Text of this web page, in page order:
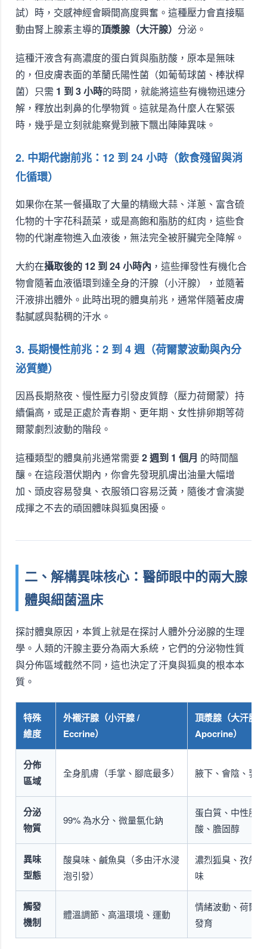
試）時，交感神經會瞬間高度興奮。這種壓力會直接驅
動由腎上腺素主導的頂漿腺（大汗腺） 分泌。
這種汗液含有高濃度的蛋白質與脂肪酸，原本是無味
的，但皮膚表面的革蘭氏陽性菌（如葡萄球菌、棒狀桿
菌）只需 1 到 3 小時的時間，就能將這些有機物迅速分
解，釋放出刺鼻的化學物質。這就是為什麼人在緊張
時，幾乎是立刻就能察覺到腋下飄出陣陣異味。
2. 中期代謝前兆：12 到 24 小時（飲食殘留與消
化循環）
如果你在某一餐攝取了大量的精緻大蒜、洋蔥、富含硫
化物的十字花科蔬菜，或是高飽和脂肪的紅肉，這些食
物的代謝產物進入血液後，無法完全被肝臟完全降解。
大約在攝取後的 12 到 24 小時內 ，這些揮發性有機化合
物會隨著血液循環到達全身的汗腺（小汗腺），並隨著
汗液排出體外。此時出現的體臭前兆，通常伴隨著皮膚
黏膩感與黏稠的汗水。
3. 長期慢性前兆：2 到 4 週（荷爾蒙波動與內分
泌質變）
因爲長期熬夜、慢性壓力引發皮質醇（壓力荷爾蒙）持
續偏高，或是正處於青春期、更年期、女性排卵期等荷
爾蒙劇烈波動的階段。
這種類型的體臭前兆通常需要2 週到 1 個月 的時間醞
釀。在這段潛伏期內，你會先發現肌膚出油量大幅增
加、頭皮容易發臭、衣服領口容易泛黃，隨後才會演變
成揮之不去的頑固體味與狐臭困擾。
二、解構異味核心：醫師眼中的兩大腺
體與細菌溫床
探討體臭原因，本質上就是在探討人體外分泌腺的生理
學。人類的汗腺主要分為兩大系統，它們的分泌物性質
與分佈區域截然不同，這也決定了汗臭與狐臭的根本本
質。
特殊
維度
外襯汗腺（小汗腺 /
Eccrine）
頂漿腺（大汗腺 /
Apocrine）
分佈
區域
全身肌膚（手掌、腳底最多） 腋下、會陰、乳
分泌
物質
99% 為水分、微量氯化鈉
蛋白質、中性脂
酸、膽固醇
異味
型態
酸臭味、鹹魚臭（多由汗水浸
泡引發）
濃烈狐臭、孜然
味
觸發
機制
體溫調節、高溫環境、運動
情緒波動、荷爾
發育